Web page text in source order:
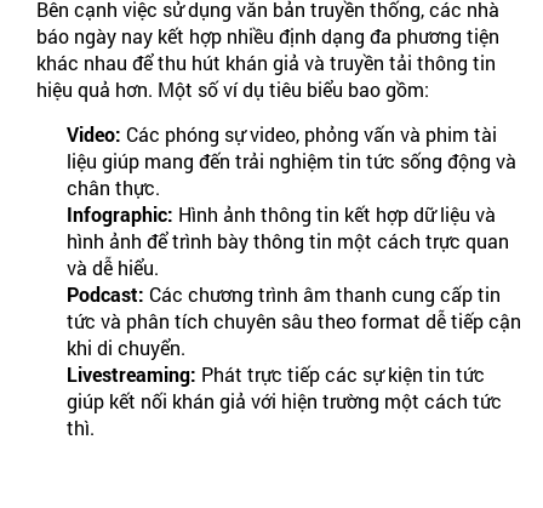
Bên cạnh việc sử dụng văn bản truyền thống, các nhà
báo ngày nay kết hợp nhiều định dạng đa phương tiện
khác nhau để thu hút khán giả và truyền tải thông tin
hiệu quả hơn. Một số ví dụ tiêu biểu bao gồm:
Video: Các phóng sự video, phỏng vấn và phim tài
liệu giúp mang đến trải nghiệm tin tức sống động và
chân thực.
Infographic: Hình ảnh thông tin kết hợp dữ liệu và
hình ảnh để trình bày thông tin một cách trực quan
và dễ hiểu.
Podcast: Các chương trình âm thanh cung cấp tin
tức và phân tích chuyên sâu theo format dễ tiếp cận
khi di chuyển.
Livestreaming: Phát trực tiếp các sự kiện tin tức
giúp kết nối khán giả với hiện trường một cách tức
thì.